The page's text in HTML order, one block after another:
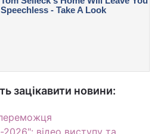
зацікавити новини: